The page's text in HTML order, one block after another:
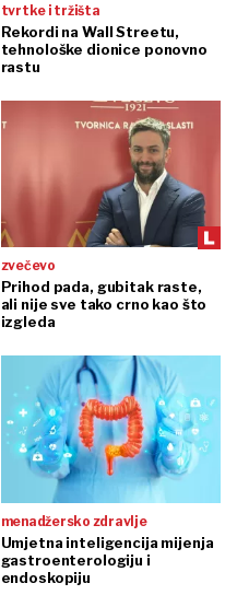
tvrtke i tržišta
Rekordi na Wall Streetu,
tehnološke dionice ponovno
rastu
zvečevo
Prihod pada, gubitak raste,
ali nije sve tako crno kao što
izgleda
menadžersko zdravlje
Umjetna inteligencija mijenja
gastroenterologiju i
endoskopiju